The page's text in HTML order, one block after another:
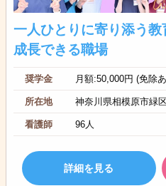
一人ひとりに寄り添う教
成長できる職場
奨学金 月額:50,000円 (免除
所在地 神奈川県相模原市緑
看護師 96人
詳細を見る